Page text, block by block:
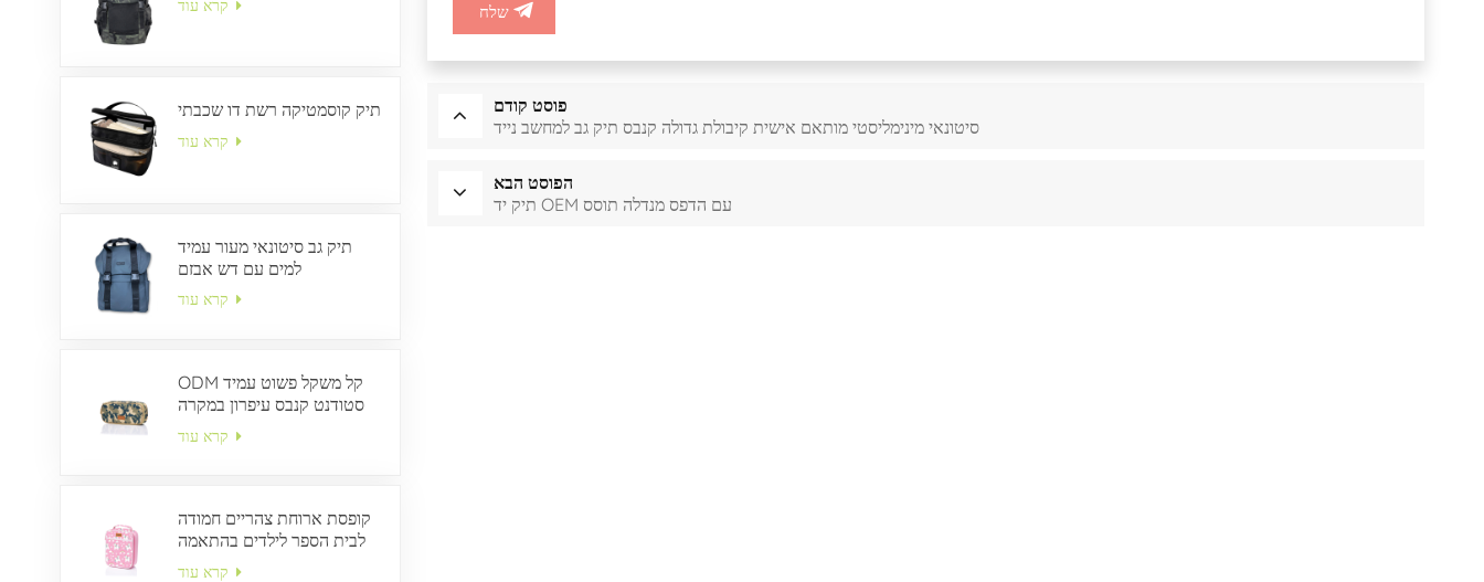
תיק קוסמטיקה רשת דו שכבתי
תיק גב סיטונאי מעור עמיד
למים עם דש אבזם
ODM קל משקל פשוט עמיד
סטודנט קנבס עיפרון במקרה
קופסת ארוחת צהריים חמודה
לבית הספר לילדים בהתאמה
שלח
פוסט קודם
סיטונאי מינימליסטי מותאם אישית קיבולת גדולה קנבס תיק גב למחשב נייד
הפוסט הבא
תיק יד OEM עם הדפס מנדלה תוסס